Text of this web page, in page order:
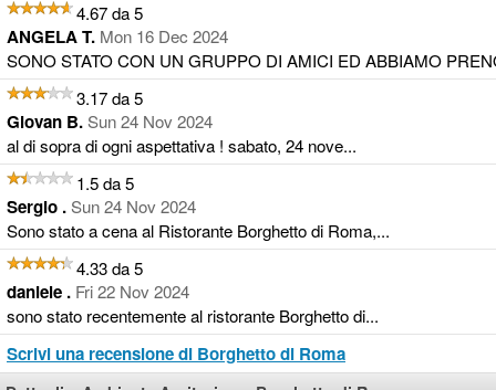
4.67 da 5
ANGELA T. Mon 16 Dec 2024
SONO STATO CON UN GRUPPO DI AMICI ED ABBIAMO
3.17 da 5
Giovan B.Sun 24 Nov 2024
al di sopra di ogni aspettativa ! sabato, 24 nove...
1.5 da 5
Sergio .Sun 24 Nov 2024
Sono stato a cena al Ristorante Borghetto di Roma,...
4.33 da 5
daniele . Fri 22 Nov 2024
sono stato recentemente al ristorante Borghetto di...
Scrivi una recensione di Borghetto di Roma